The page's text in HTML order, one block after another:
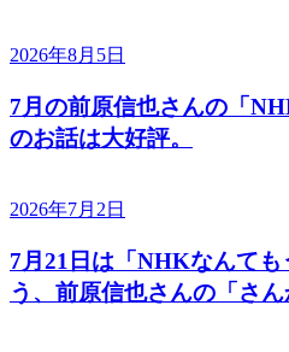
2026年8月5日
7月の前原信也さんの「
のお話は大好評。
2026年7月2日
7月21日は「NHKなんて
う、前原信也さんの「さん